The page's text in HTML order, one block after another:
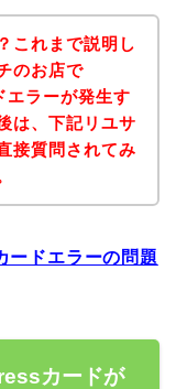
これまで説明し
のお店で
ラーが発生す
は、下記リユサ
接質問されてみ
ドエラーの問題
カードが